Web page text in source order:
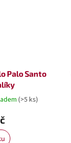
Palo Santo
(>5 ks)